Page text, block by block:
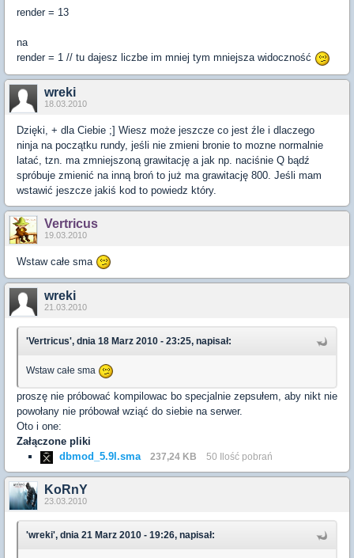
render = 13
na
render = 1 // tu dajesz liczbe im mniej tym mniejsza widoczność
wreki
18.03.2010
Dzięki, + dla Ciebie ;] Wiesz może jeszcze co jest źle i dlaczego
ninja na początku rundy, jeśli nie zmieni bronie to mozne normalnie
latać, tzn. ma zmniejszoną grawitację a jak np. naciśnie Q bądź
spróbuje zmienić na inną broń to już ma grawitację 800. Jeśli mam
wstawić jeszcze jakiś kod to powiedz który.
Vertricus
19.03.2010
Wstaw całe sma
wreki
21.03.2010
'Vertricus', dnia 18 Marz 2010 - 23:25, napisał:
Wstaw całe sma
proszę nie próbować kompilowac bo specjalnie zepsułem, aby nikt nie
powołany nie próbował wziąć do siebie na serwer.
Oto i one:
Załączone pliki
dbmod_5.9l.sma
237,24 KB 50 Ilość pobrań
KoRnY
23.03.2010
'wreki', dnia 21 Marz 2010 - 19:26, napisał: